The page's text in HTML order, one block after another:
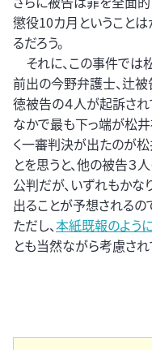
懲役10カ月ということ
るだろう。
それに、この事件では
前出の今野弁護士、辻被
徳被告の４人が起訴され
なかで最も下っ端が松
く一審判決が出たのが
とを思うと、他の被告３
公判だが、いずれもかな
出ることが予想されるの
ただし、本紙既報のよう
とも当然ながら考慮され